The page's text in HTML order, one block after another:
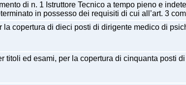
di n. 1 Istruttore Tecnico a tempo pieno e
in possesso dei requisiti di cui all’art. 3
copertura di dieci posti di dirigente medico di
titoli ed esami, per la copertura di cinquanta posti